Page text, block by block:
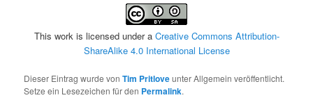
This work is licensed under a Creative Commons Attribution-
ShareAlike 4.0 International License
Dieser Eintrag wurde vonTim Pritloveunter Allgemein veröffentlicht.
Setze ein Lesezeichen für den Permalink.